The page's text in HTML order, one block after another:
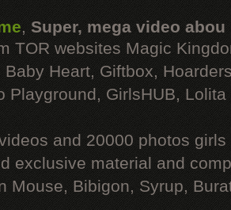
, Super, mega video abou
TOR websites Magic
Baby Heart, Giftbox,
Playground, GirlsHUB, Lolita
and 20000 photos
exclusive material and
Mouse, Bibigon, Syrup,